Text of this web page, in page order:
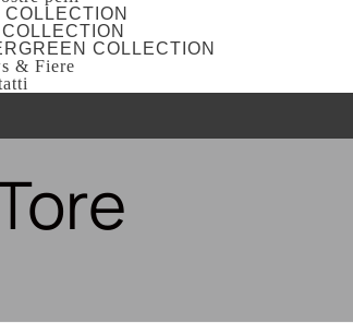
COLLECTION
COLLECTION
& Fiere